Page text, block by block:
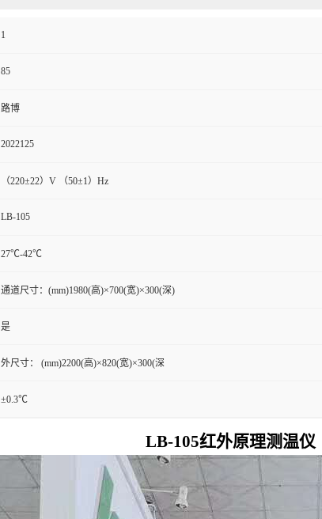
1
85
路博
2022125
（220±22）V （50±1）Hz
LB-105
27℃-42℃
通道尺寸：(mm)1980(高)×700(宽)×300(深)
是
外尺寸： (mm)2200(高)×820(宽)×300(深
±0.3℃
LB-105红外原理测温仪